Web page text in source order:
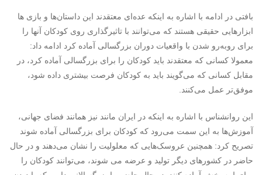
بافتی در ادامه با اشاره به اینکه عده‌ای معتقدند این داستان‌ها و بازی ها
ابزارهایی حقیقی هستند که می‌توانند با تاثیرگذاری روی کودکان آنها را
برای روبه‌رو شدن با واقعیات دوران بزرگسالی آماده کرد ادامه داد:
معمولا کسانی که معتقدند باید کودکان را برای بزرگسالی آماده کرد، در
مقابل کسانی که می‌گویند باید به کودکان فرصت بیشتری داده شود،
موفق‌تر عمل می‌کنند.
این روانشناس با اشاره به اینکه در ایران مانند نیز همانند فضای جهانی،
آموزش‌ها به این سمت می‌رود که کودکان برای بزرگسالی آماده شوند
تصریح کرد: همچنین عروسک‌هایی که معلولیت را نشان می‌دهند و در حال
حاضر در کشورهای دیگر تولید و عرضه می شوند، می‌توانند کودکان را